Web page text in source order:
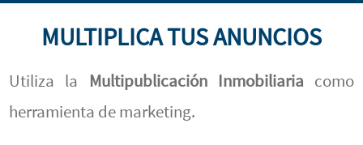
MULTIPLICA TUS ANUNCIOS
Utiliza la Multipublicación Inmobiliaria como
herramienta de marketing.